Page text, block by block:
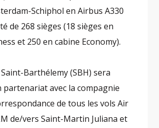
Schiphol en Airbus A330
de 268 sièges (18 sièges en
et 250 en cabine Economy).
Barthélemy (SBH) sera
partenariat avec la compagnie
de tous les vols Air
de/vers Saint-Martin Juliana et